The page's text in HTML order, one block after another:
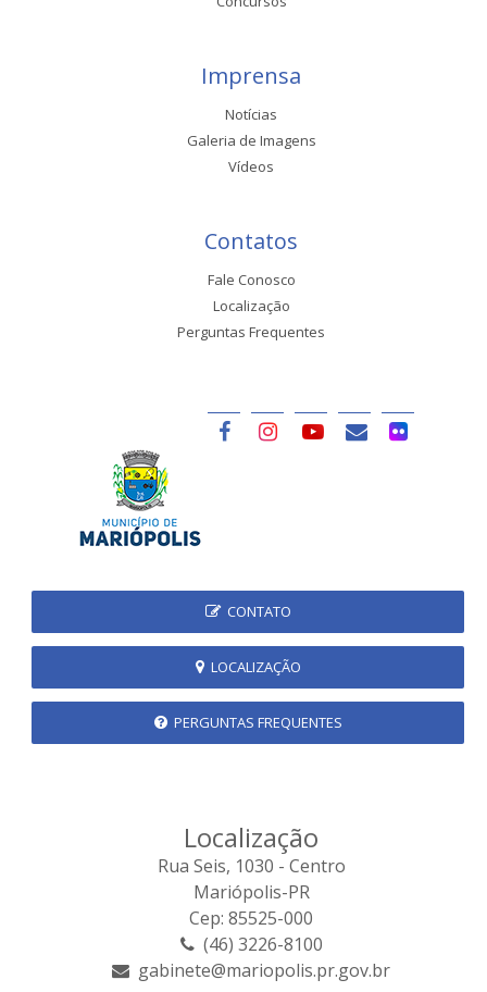
Imprensa
Notícias
Galeria de Imagens
Vídeos
Contatos
Fale Conosco
Localização
Perguntas Frequentes
CONTATO
LOCALIZAÇÃO
PERGUNTAS FREQUENTES
Localização
Rua Seis, 1030 - Centro
Mariópolis-PR
Cep: 85525-000
(46) 3226-8100
gabinete@mariopolis.pr.gov.br